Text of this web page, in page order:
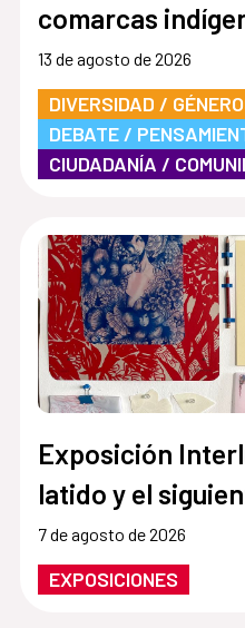
comarcas
13 de agosto de 2026
DIVERSIDAD /
DEBATE /
CIUDADANÍA /
Exposición
latido y el
7 de agosto de 2026
EXPOSICIONES